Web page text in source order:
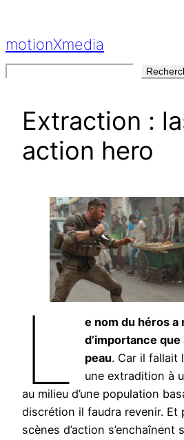
contenu
motionXmedia
Extraction :
action hero
L
e nom du héros a
d’importance
peau. Car il fallait
une extradition à
au milieu d’une population
discrétion il faudra revenir. Et
scènes d’action